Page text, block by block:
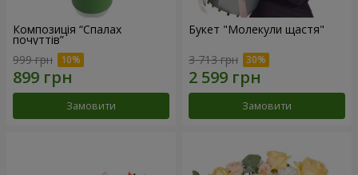
Композиція “Спалах
почуттів”
999 грн
Замовити
Букет "Молекули щастя"
3 713 грн
Замовити